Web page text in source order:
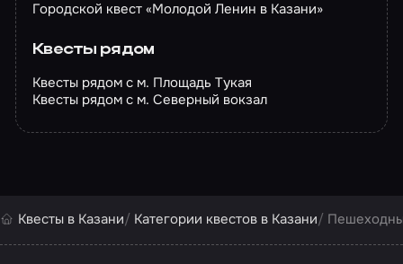
Городской квест «Молодой Ленин в Казани»
Квесты рядом
Квесты рядом с м. Площадь Тукая
Квесты рядом с м. Северный вокзал
Квесты в Казани Категории квестов в Казани